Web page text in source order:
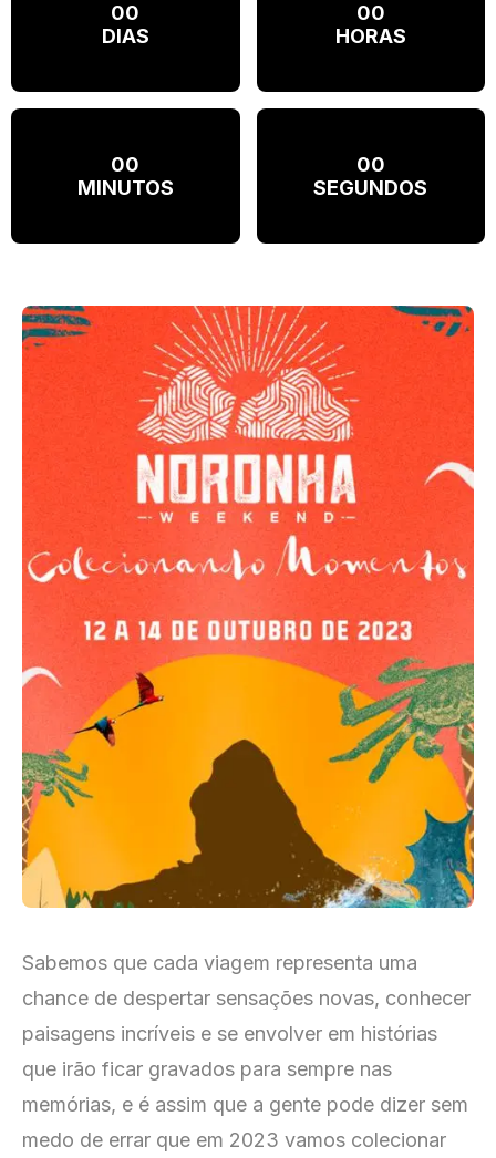
00
DIAS
00
HORAS
00
MINUTOS
00
SEGUNDOS
Sabemos que cada viagem representa uma
chance de despertar sensações novas, conhecer
paisagens incríveis e se envolver em histórias
que irão ficar gravados para sempre nas
memórias, e é assim que a gente pode dizer sem
medo de errar que em 2023 vamos colecionar